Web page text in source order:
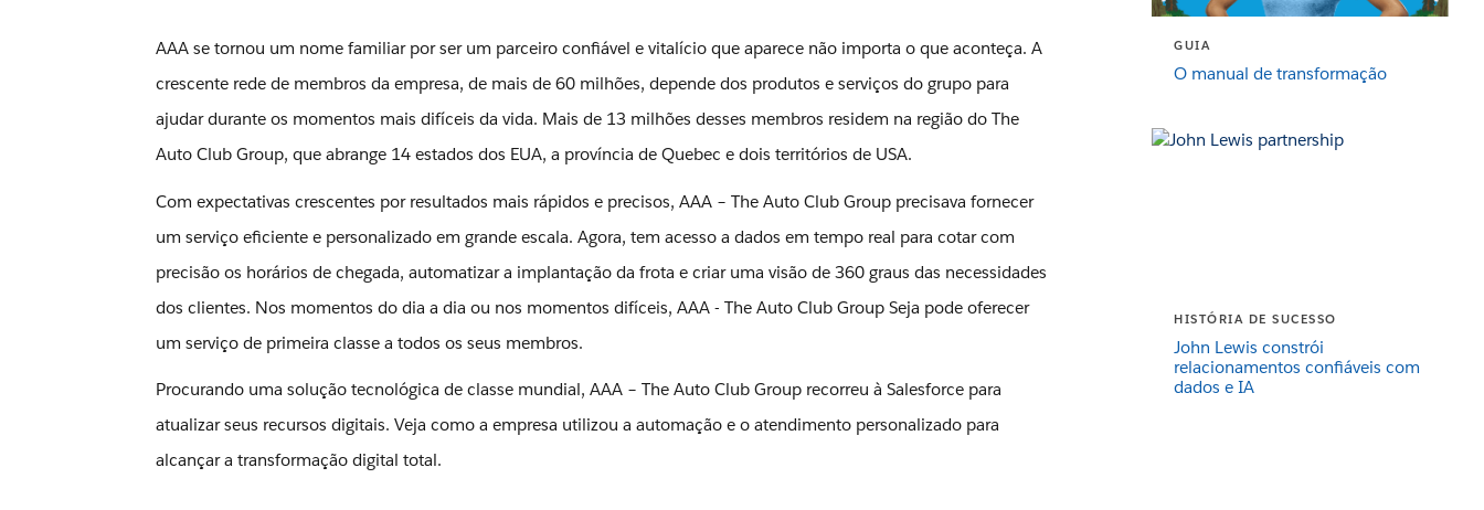
AAA se tornou um nome familiar por ser um parceiro confiável e vitalício que aparece não importa o que aconteça. A
crescente rede de membros da empresa, de mais de 60 milhões, depende dos produtos e serviços do grupo para
ajudar durante os momentos mais difíceis da vida. Mais de 13 milhões desses membros residem na região do The
Auto Club Group, que abrange 14 estados dos EUA, a província de Quebec e dois territórios de USA.
Com expectativas crescentes por resultados mais rápidos e precisos, AAA – The Auto Club Group precisava fornecer
um serviço eficiente e personalizado em grande escala. Agora, tem acesso a dados em tempo real para cotar com
precisão os horários de chegada, automatizar a implantação da frota e criar uma visão de 360 ​​graus das necessidades
dos clientes. Nos momentos do dia a dia ou nos momentos difíceis, AAA - The Auto Club Group Seja pode oferecer
um serviço de primeira classe a todos os seus membros.
Procurando uma solução tecnológica de classe mundial, AAA – The Auto Club Group recorreu à Salesforce para
atualizar seus recursos digitais. Veja como a empresa utilizou a automação e o atendimento personalizado para
alcançar a transformação digital total.
GUIA
O manual de transformação
HISTÓRIA DE SUCESSO
John Lewis constrói
relacionamentos confiáveis ​​com
dados e IA